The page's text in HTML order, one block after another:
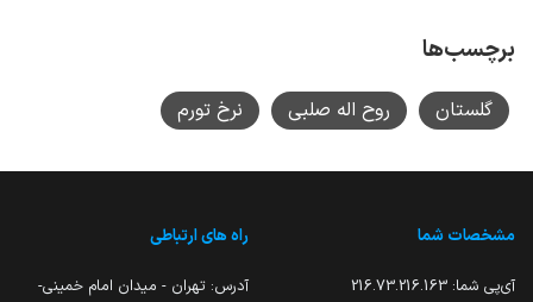
برچسب‌ها
گلستان روح اله صلبی نرخ تورم
مشخصات شما
آی‌پی شما: 216.73.216.163
راه های ارتباطی
آدرس: تهران - میدان امام خمینی-